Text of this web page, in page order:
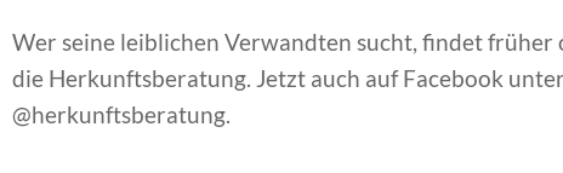
Wer seine leiblichen Verwandten sucht, findet früher
die Herkunftsberatung. Jetzt auch auf Facebook unter
@herkunftsberatung.